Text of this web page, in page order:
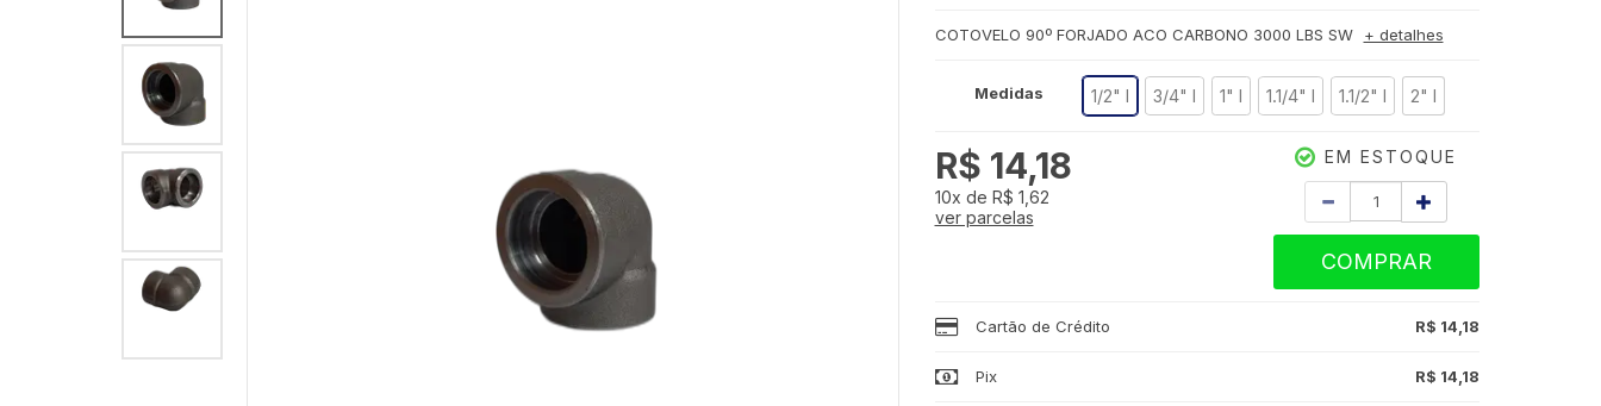
COTOVELO 90º FORJADO ACO CARBONO 3000 LBS SW + detalhes
Medidas 1/2" I 3/4" I 1" I 1.1/4" I 1.1/2" I 2" I
R$ 14,18
10x de R$ 1,62
ver parcelas
EM ESTOQUE
COMPRAR
Cartão de Crédito R$ 14,18
Pix R$ 14,18